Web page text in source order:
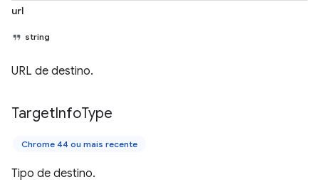
url
string
URL de destino.
TargetInfoType
Chrome 44 ou mais recente
Tipo de destino.